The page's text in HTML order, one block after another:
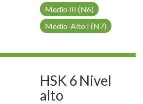
Medio III (N6)
Medio-Alto I (N7)
HSK 6 Nivel
alto